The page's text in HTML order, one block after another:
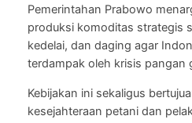
Pemerintahan Prabowo
produksi komoditas strategis
kedelai, dan daging agar
terdampak oleh krisis pangan
Kebijakan ini sekaligus
kesejahteraan petani dan